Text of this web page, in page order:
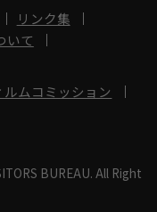
リンク集
いて
ルムコミッション
BUREAU. All Right